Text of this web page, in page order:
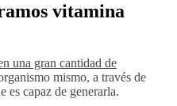
vitamina
una gran cantidad de
mismo, a través de
es capaz de generarla.